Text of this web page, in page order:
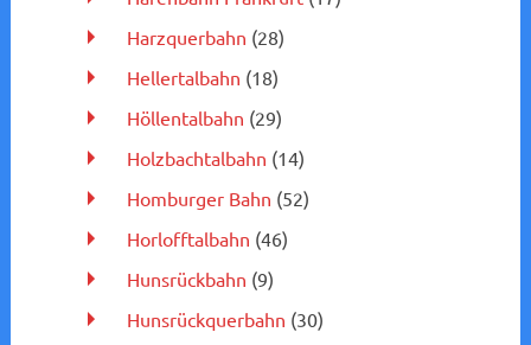
Harzquerbahn (28)
Hellertalbahn (18)
Höllentalbahn (29)
Holzbachtalbahn (14)
Homburger Bahn (52)
Horlofftalbahn (46)
Hunsrückbahn (9)
Hunsrückquerbahn (30)